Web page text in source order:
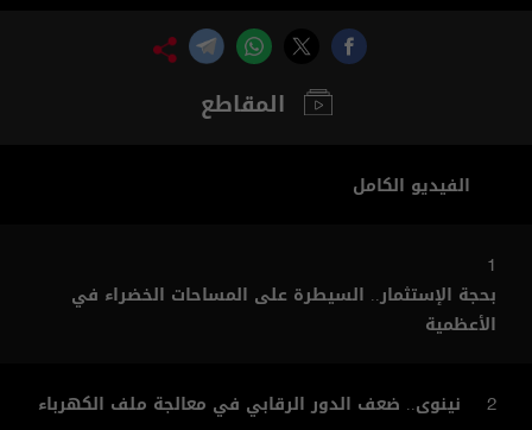
المقاطع
الفيديو الكامل
1
بحجة الإستثمار.. السيطرة على المساحات الخضراء في
الأعظمية
2 نينوى.. ضعف الدور الرقابي في معالجة ملف الكهرباء